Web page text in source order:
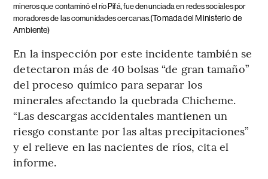
mineros que contaminó el río Pifá, fue denunciada en redes sociales por
moradores de las comunidades cercanas.(Tomada del Ministerio de
Ambiente)
En la inspección por este incidente también se
detectaron más de 40 bolsas “de gran tamaño”
del proceso químico para separar los
minerales afectando la quebrada Chicheme.
“Las descargas accidentales mantienen un
riesgo constante por las altas precipitaciones”
y el relieve en las nacientes de ríos, cita el
informe.